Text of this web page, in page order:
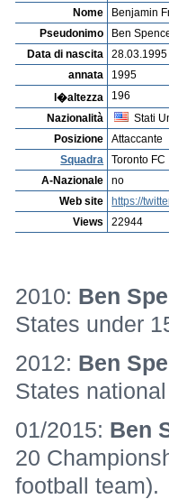
Nome
Benjamin
Pseudonimo
Ben
Data di nascita
28.03.1995
annata
1995
l�altezza
196
Nazionalità
Stati
Posizione
Attaccante
Squadra
Toronto FC
A-Nazionale
no
Web site
https://
Views
22944
2010: Ben
States under
2012: Ben
States
01/2015: Ben
20
football team).